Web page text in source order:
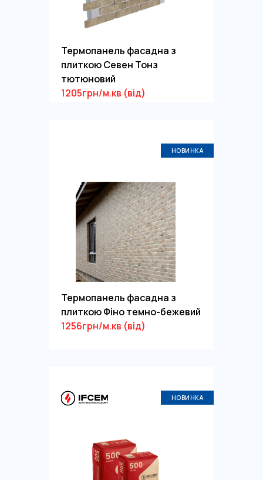
Термопанель фасадна з
плиткою Севен Тонз
тютюновий
1205грн/м.кв (від)
НОВИНКА
Термопанель фасадна з
плиткою Фiно темно-бежевий
1256грн/м.кв (від)
НОВИНКА